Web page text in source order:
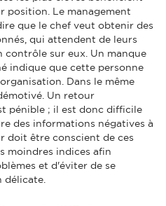
position. Le management
que le chef veut obtenir des
qui attendent de leurs
contrôle sur eux. Un manque
indique que cette personne
Dans le même
Un retour
pénible ; il est donc difficile
des informations négatives à
doit être conscient de ces
moindres indices afin
et d'éviter de se